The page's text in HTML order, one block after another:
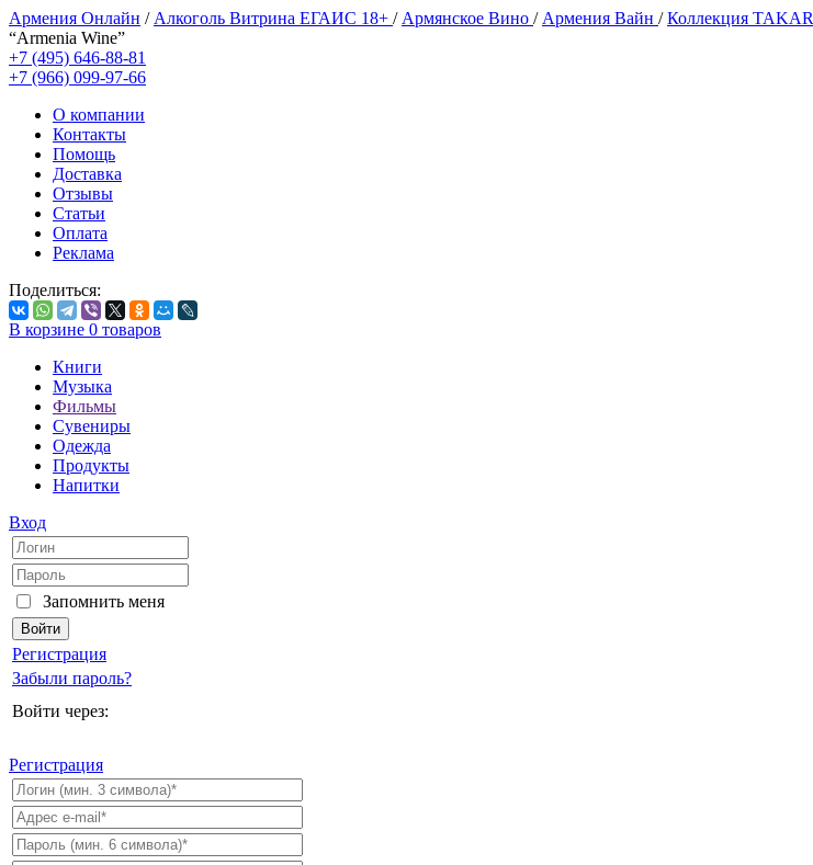
Армения Онлайн / Алкоголь Витрина ЕГАИС 18+ / Армянское Вино / Армения Вайн /Коллекция TAKAR
“Armenia Wine”
+7 (495) 646-88-81
+7 (966) 099-97-66
О компании
Контакты
Помощь
Доставка
Отзывы
Статьи
Оплата
Реклама
Поделиться:
В корзине 0 товаров
Книги
Музыка
Фильмы
Сувениры
Одежда
Продукты
Напитки
Вход
Запомнить меня
Регистрация
Забыли пароль?
Войти через:
Регистрация